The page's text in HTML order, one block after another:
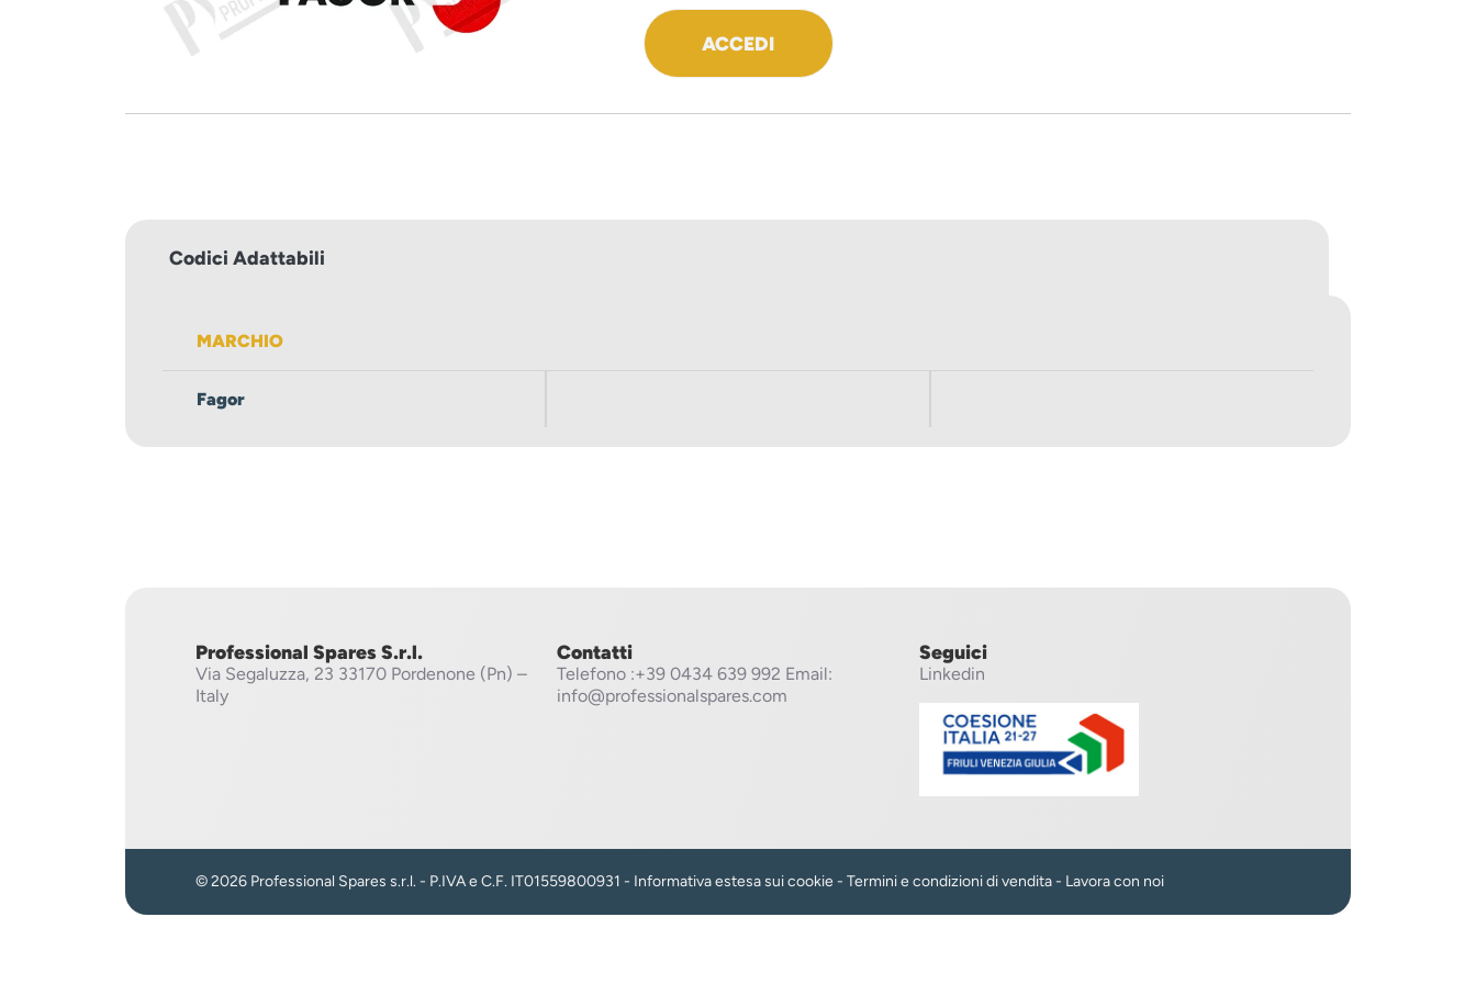
ACCEDI
Codici Adattabili
MARCHIO
Fagor
Professional Spares S.r.l.
Via Segaluzza, 23 33170 Pordenone (Pn) –
Italy
Contatti
Telefono :+39 0434 639 992 Email:
info@professionalspares.com
Seguici
Linkedin
© 2026 Professional Spares s.r.l. - P.IVA e C.F. IT01559800931 - Informativa estesa sui cookie - Termini e condizioni di vendita- Lavora con noi